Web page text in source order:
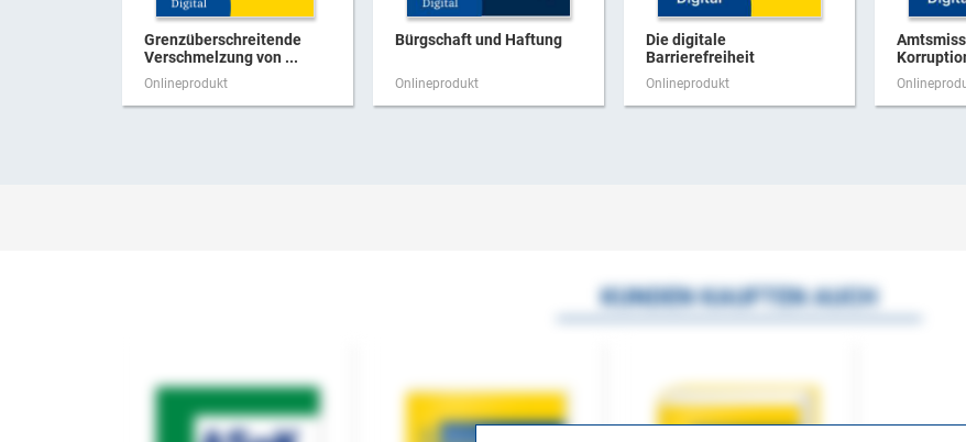
Grenzüberschreitende
Verschmelzung von ...
Onlineprodukt
Bürgschaft und Haftung
Onlineprodukt
Die digitale
Barrierefreiheit
Onlineprodukt
KUNDEN KAUFTEN AUCH